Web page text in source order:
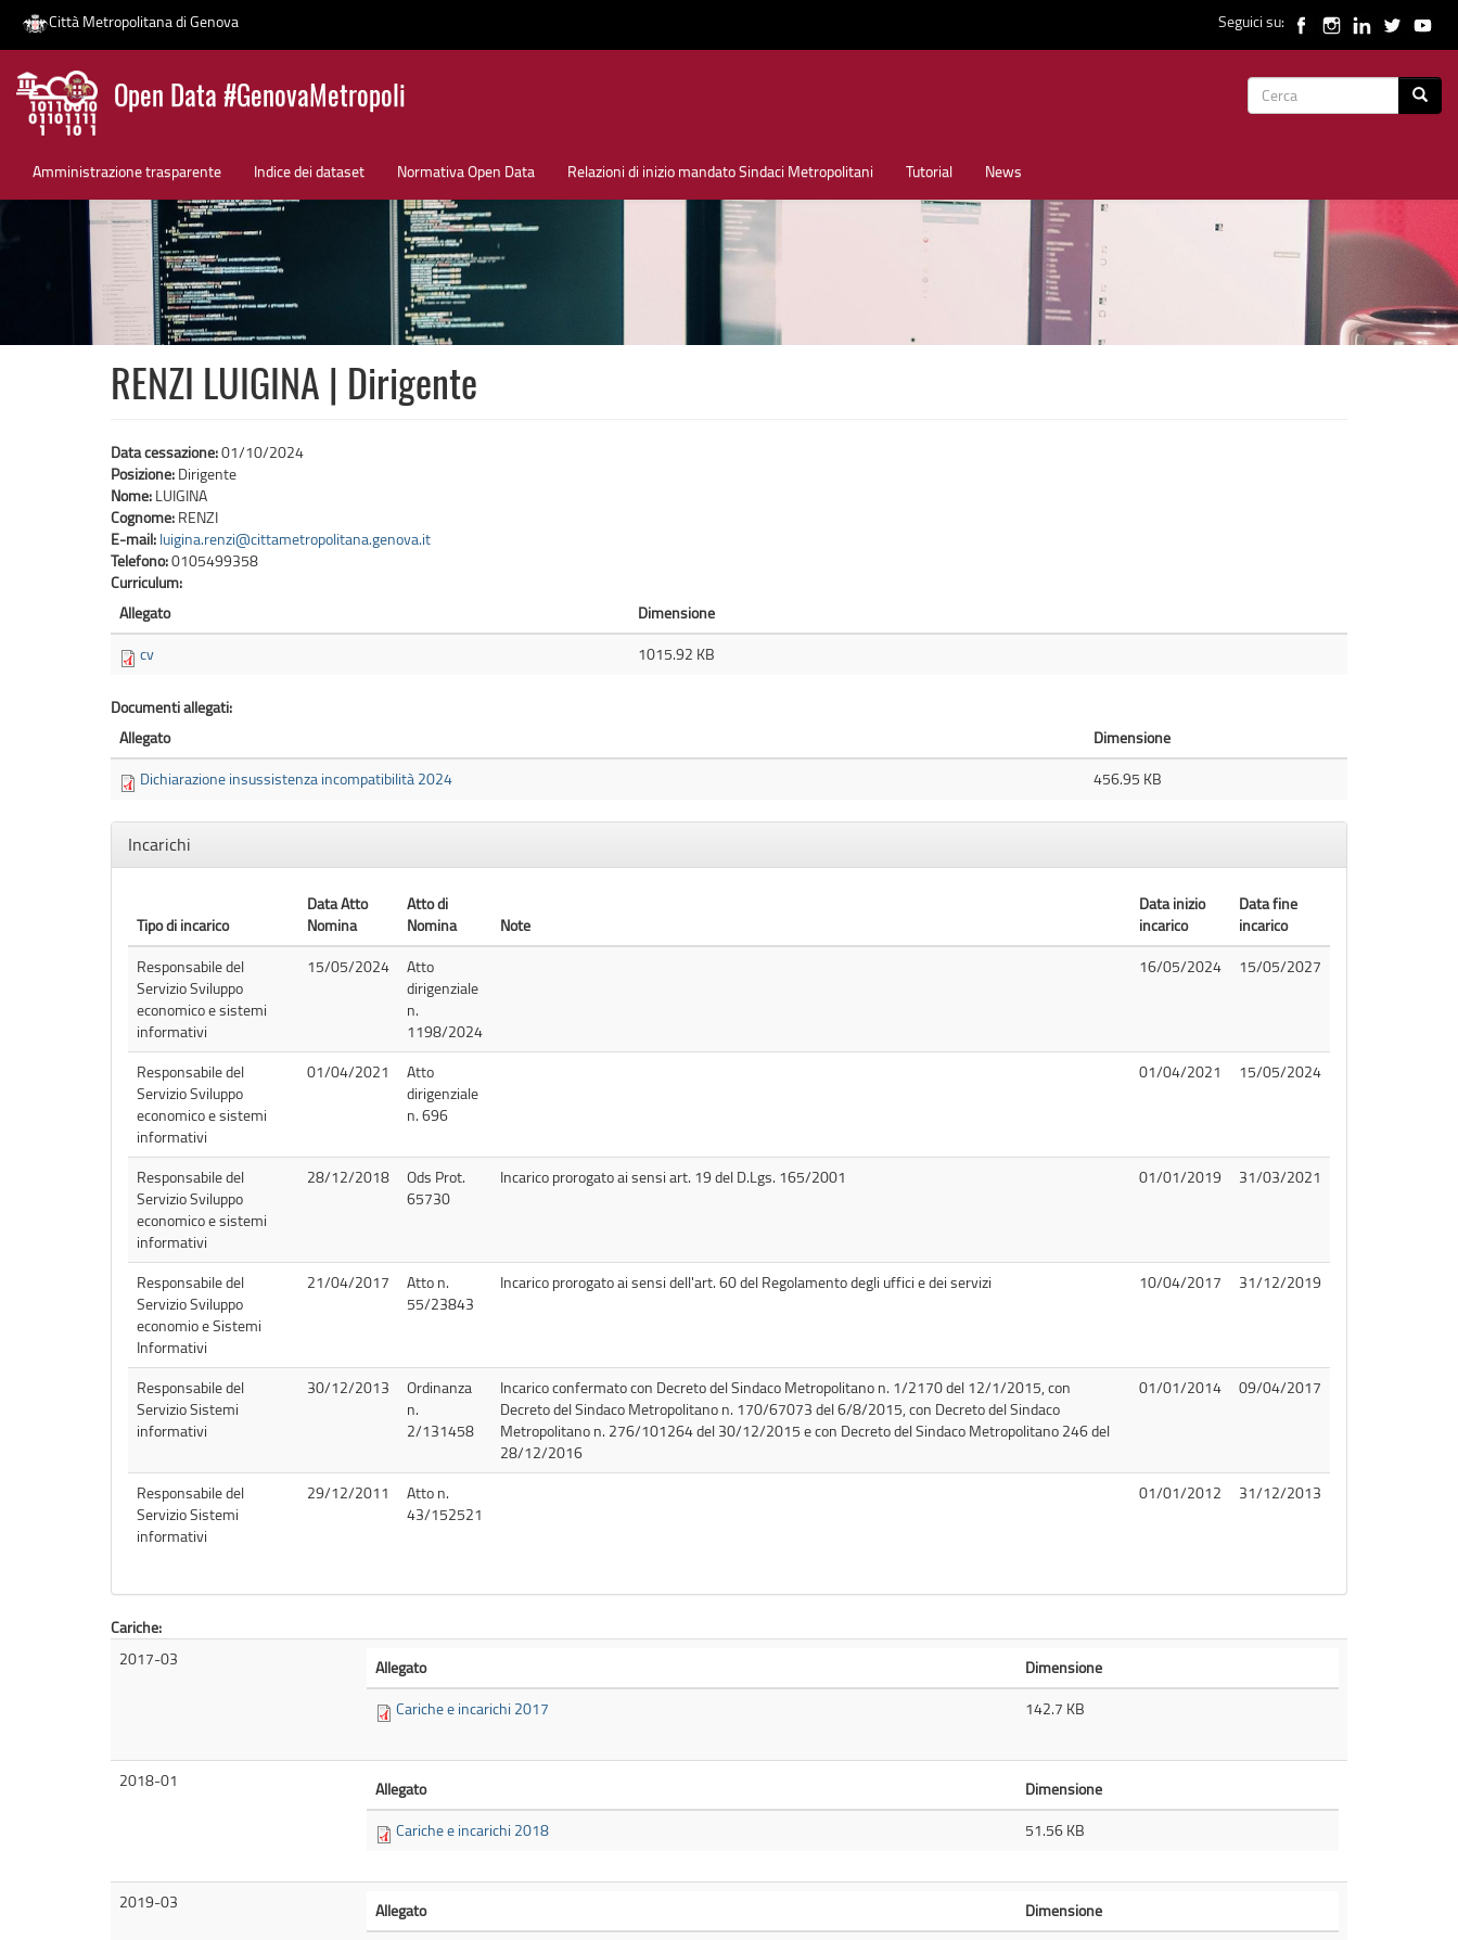
Salta
contenuto
Città Metropolitana di Genova Seguici su:
Open Data #GenovaMetropoli
Form
Amministrazione trasparente Indice dei dataset Normativa Open Data Relazioni di inizio mandato Sindaci Metropolitani Tutorial News
News
RENZI LUIGINA | Dirigente
Data cessazione:01/10/2024
Posizione: Dirigente
Nome: LUIGINA
Cognome: RENZI
E-mail: luigina.renzi@cittametropolitana.genova.it
Telefono:0105499358
Curriculum:
Allegato
Dimensione
cv
1015.92 KB
Documenti allegati:
Allegato
Dimensione
Dichiarazione insussistenza incompatibilità 2024
456.95 KB
Nascondi
Incarichi
Tipo di incarico
Data Atto
Nomina
Atto di
Nomina
Note
Data inizio
incarico
Data fine
incarico
Responsabile del
Servizio Sviluppo
economico e sistemi
informativi
15/05/2024
Atto
dirigenziale
n.
1198/2024
16/05/2024 15/05/2027
Responsabile del
Servizio Sviluppo
economico e sistemi
informativi
01/04/2021
Atto
dirigenziale
n. 696
01/04/2021 15/05/2024
Responsabile del
Servizio Sviluppo
economico e sistemi
informativi
28/12/2018
Ods Prot.
65730
Incarico prorogato ai sensi art. 19 del D.Lgs. 165/2001 01/01/2019 31/03/2021
Responsabile del
Servizio Sviluppo
economio e Sistemi
Informativi
21/04/2017
Atto n.
55/23843
Incarico prorogato ai sensi dell'art. 60 del Regolamento degli uffici e dei servizi 10/04/2017 31/12/2019
Responsabile del
Servizio Sistemi
informativi
30/12/2013
Ordinanza
n.
2/131458
Incarico confermato con Decreto del Sindaco Metropolitano n. 1/2170 del 12/1/2015, con
Decreto del Sindaco Metropolitano n. 170/67073 del 6/8/2015, con Decreto del Sindaco
Metropolitano n. 276/101264 del 30/12/2015 e con Decreto del Sindaco Metropolitano 246 del
28/12/2016
01/01/2014 09/04/2017
Responsabile del
Servizio Sistemi
informativi
29/12/2011
Atto n.
43/152521
01/01/2012 31/12/2013
Cariche:
2017-03
Allegato
Dimensione
Cariche e incarichi 2017
142.7 KB
2018-01 Allegato
Dimensione
Cariche e incarichi 2018
51.56 KB
2019-03 Allegato
Dimensione